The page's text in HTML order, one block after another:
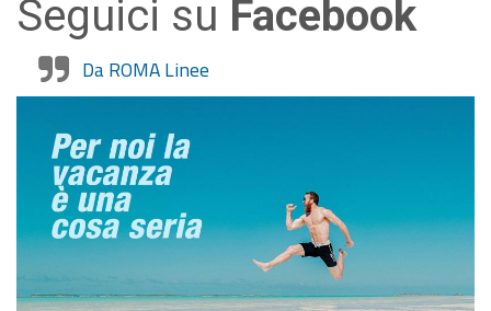
Seguici su Facebook
Da ROMA Linee